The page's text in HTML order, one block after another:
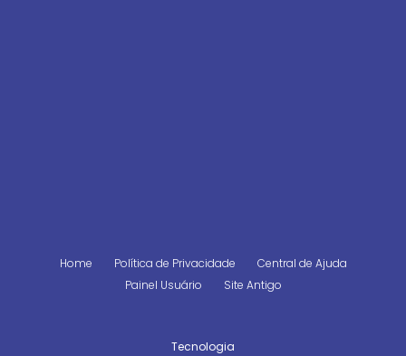
Home Política de Privacidade
Central de Ajuda
Painel Usuário
Site Antigo
Tecnologia